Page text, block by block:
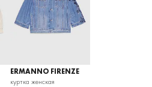
ERMANNO FIRENZE
куртка женская